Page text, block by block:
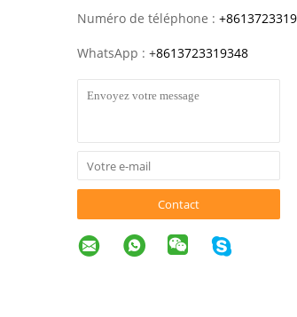
Numéro de téléphone :
WhatsApp : +8613723319348
Contact